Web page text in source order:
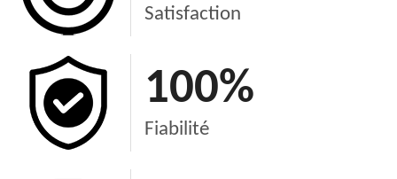
Satisfaction
100%
Fiabilité